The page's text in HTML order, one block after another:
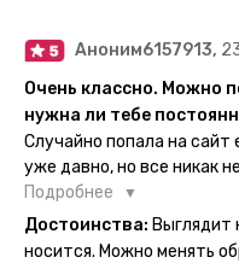
Аноним6157913,
Очень классно. Можно
нужна ли тебе
Случайно попала на сайт
уже давно, но все никак
великолепный каталог
Заказала и не пожалела.
Посмотрю как булет ы
Подробнее
Достоинства: Выглядит
носится. Можно менять